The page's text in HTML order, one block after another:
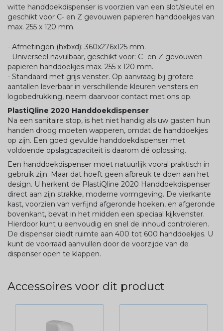
witte handdoekdispenser is voorzien van een slot/sleutel en
geschikt voor C- en Z gevouwen papieren handdoekjes van
max. 255 x 120 mm.
- Afmetingen (hxbxd): 360x276x125 mm.
- Universeel navulbaar, geschikt voor: C- en Z gevouwen
papieren handdoekjes max. 255 x 120 mm.
- Standaard met grijs venster. Op aanvraag bij grotere
aantallen leverbaar in verschillende kleuren vensters en
logobedrukking, neem daarvoor contact met ons op.
PlastiQline 2020 Handdoekdispenser
Na een sanitaire stop, is het niet handig als uw gasten hun
handen droog moeten wapperen, omdat de handdoekjes
op zijn. Een goed gevulde handdoekdispenser met
voldoende opslagcapaciteit is daarom dé oplossing.
Een handdoekdispenser moet natuurlijk vooral praktisch in
gebruik zijn. Maar dat hoeft geen afbreuk te doen aan het
design. U herkent de PlastiQline 2020 Handdoekdispenser
direct aan zijn strakke, moderne vormgeving. De vierkante
kast, voorzien van verfijnd afgeronde hoeken, en afgeronde
bovenkant, bevat in het midden een speciaal kijkvenster.
Hierdoor kunt u eenvoudig en snel de inhoud controleren.
De dispenser biedt ruimte aan 400 tot 600 handdoekjes. U
kunt de voorraad aanvullen door de voorzijde van de
dispenser open te klappen.
Accessoires voor dit product